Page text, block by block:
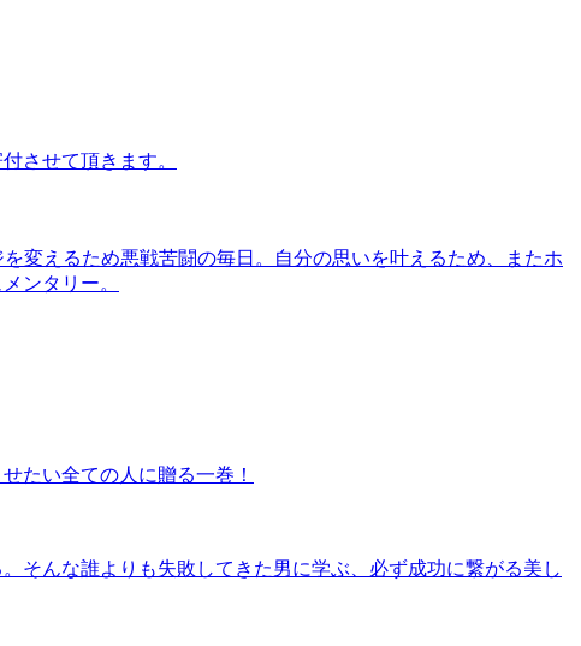
させて頂きます。
変えるため悪戦苦闘の毎日。自分の思いを叶えるため、またホ
ンタリー。
たい全ての人に贈る一巻！
そんな誰よりも失敗してきた男に学ぶ、必ず成功に繋がる美し